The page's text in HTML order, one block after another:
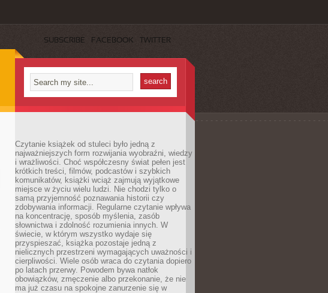
SUBSCRIBE FACEBOOK TWITTER
Czytanie książek od stuleci było jedną z
najważniejszych form rozwijania wyobraźni, wiedzy
i wrażliwości. Choć współczesny świat pełen jest
krótkich treści, filmów, podcastów i szybkich
komunikatów, książki wciąż zajmują wyjątkowe
miejsce w życiu wielu ludzi. Nie chodzi tylko o
samą przyjemność poznawania historii czy
zdobywania informacji. Regularne czytanie wpływa
na koncentrację, sposób myślenia, zasób
słownictwa i zdolność rozumienia innych. W
świecie, w którym wszystko wydaje się
przyspieszać, książka pozostaje jedną z
nielicznych przestrzeni wymagających uważności i
cierpliwości. Wiele osób wraca do czytania dopiero
po latach przerwy. Powodem bywa natłok
obowiązków, zmęczenie albo przekonanie, że nie
ma już czasu na spokojne zanurzenie się w